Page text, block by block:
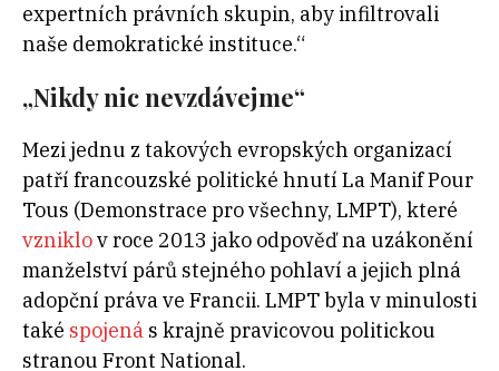
expertních právních skupin, aby infiltrovali
naše demokratické instituce.“
„Nikdy nic nevzdávejme“
Mezi jednu z takových evropských organizací
patří francouzské politické hnutí La Manif Pour
Tous (Demonstrace pro všechny, LMPT), které
vzniklov roce 2013 jako odpověď na uzákonění
manželství párů stejného pohlaví a jejich plná
adopční práva ve Francii. LMPT byla v minulosti
také spojená s krajně pravicovou politickou
stranou Front National.